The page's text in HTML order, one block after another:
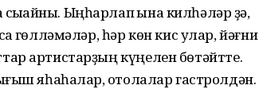
Ыңһарлап ҡына килһәләр ҙә,
гөлләмәләр, һәр көн кис улар, йәғни
артистарҙың күңелен бөтәйтте.
яһаһалар, ҡотолалар гастролдән.